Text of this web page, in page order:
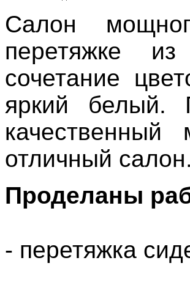
Салон
перетяжке
сочетание
яркий белый.
отличный салон.
Проделаны
- перетяжка